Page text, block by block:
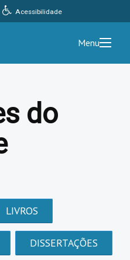
Acessibilidade
Menu
do
LIVROS
DISSERTAÇÕES